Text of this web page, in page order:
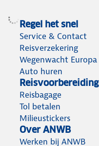
Regel het snel
Service & Contact
Reisverzekering
Wegenwacht Europa
Auto huren
Reisvoorbereiding
Reisbagage
Tol betalen
Milieustickers
Over ANWB
Werken bij ANWB